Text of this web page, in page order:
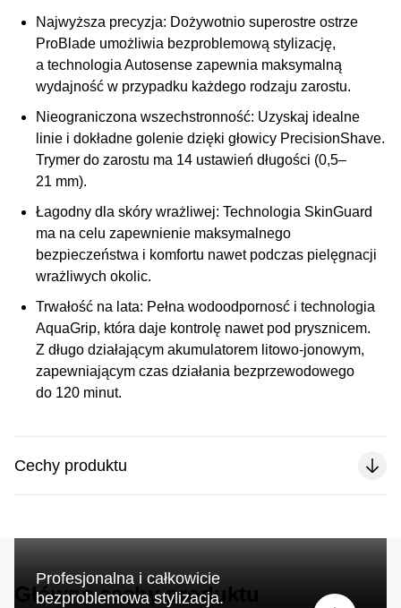
Najwyższa precyzja: Dożywotnio superostre ostrze
ProBlade umożliwia bezproblemową stylizację,
a technologia Autosense zapewnia maksymalną
wydajność w przypadku każdego rodzaju zarostu.
Nieograniczona wszechstronność: Uzyskaj idealne
linie i dokładne golenie dzięki głowicy PrecisionShave.
Trymer do zarostu ma 14 ustawień długości (0,5–
21 mm).
Łagodny dla skóry wrażliwej: Technologia SkinGuard
ma na celu zapewnienie maksymalnego
bezpieczeństwa i komfortu nawet podczas pielęgnacji
wrażliwych okolic.
Trwałość na lata: Pełna wodoodpornosć i technologia
AquaGrip, która daje kontrolę nawet pod prysznicem.
Z długo działającym akumulatorem litowo-jonowym,
zapewniającym czas działania bezprzewodowego
do 120 minut.
Cechy produktu
Główne cechy produktu
Profesjonalna i całkowicie
bezproblemowa stylizacja.